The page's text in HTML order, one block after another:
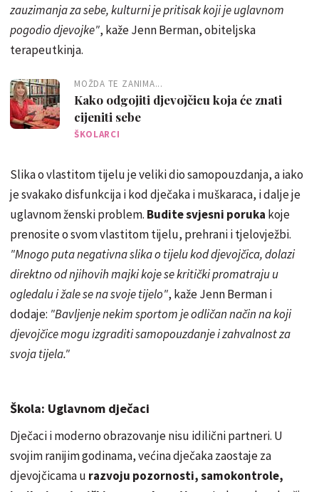
zauzimanja za sebe, kulturni je pritisak koji je uglavnom
pogodio djevojke", kaže Jenn Berman, obiteljska
terapeutkinja.
MOŽDA TE ZANIMA...
Kako odgojiti djevojčicu koja će znati
cijeniti sebe
ŠKOLARCI
Slika o vlastitom tijelu je veliki dio samopouzdanja, a iako
je svakako disfunkcija i kod dječaka i muškaraca, i dalje je
uglavnom ženski problem. Budite svjesni poruka koje
prenosite o svom vlastitom tijelu, prehrani i tjelovježbi.
"Mnogo puta negativna slika o tijelu kod djevojčica, dolazi
direktno od njihovih majki koje se kritički promatraju u
ogledalu i žale se na svoje tijelo", kaže Jenn Berman i
dodaje: "Bavljenje nekim sportom je odličan način na koji
djevojčice mogu izgraditi samopouzdanje i zahvalnost za
svoja tijela."
Škola: Uglavnom dječaci
Dječaci i moderno obrazovanje nisu idilični partneri. U
svojim ranijim godinama, većina dječaka zaostaje za
djevojčicama u razvoju pozornosti, samokontrole,